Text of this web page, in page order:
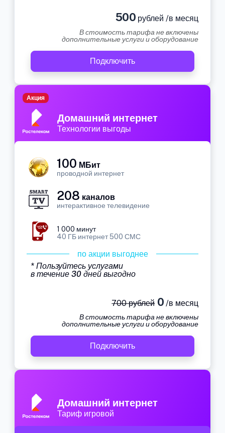
500 рублей /в месяц
В стоимость тарифа не включены
дополнительные услуги и оборудование
Подключить
Домашний интернет
Технологии выгоды
Акция
100 МБит
проводной интернет
208 каналов
интерактивное телевидение
1 000 минут
40 ГБ интернет 500 СМС
по акции выгоднее
* Пользуйтесь услугами
в течение 30 дней выгодно
700 рублей0 /в месяц
В стоимость тарифа не включены
дополнительные услуги и оборудование
Подключить
Домашний интернет
Тариф игровой